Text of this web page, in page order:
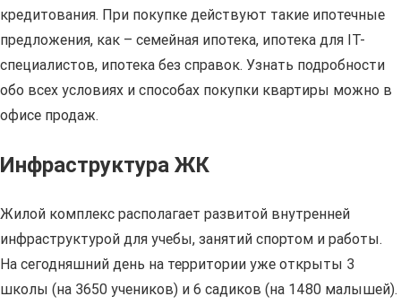
кредитования. При покупке действуют такие ипотечные
предложения, как – семейная ипотека, ипотека для IT-
специалистов, ипотека без справок. Узнать подробности
обо всех условиях и способах покупки квартиры можно в
офисе продаж.
Инфраструктура ЖК
Жилой комплекс располагает развитой внутренней
инфраструктурой для учебы, занятий спортом и работы.
На сегодняшний день на территории уже открыты 3
школы (на 3650 учеников) и 6 садиков (на 1480 малышей).